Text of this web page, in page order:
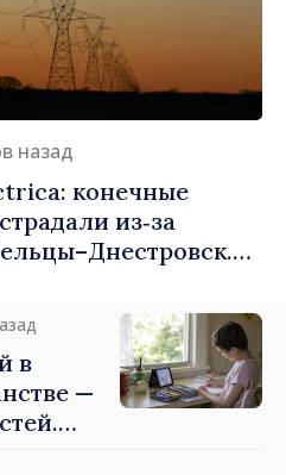
назад
конечные
из‑за
в
—